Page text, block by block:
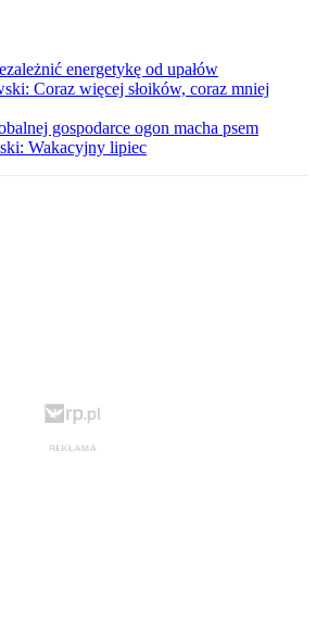
energetykę od upałów
Coraz więcej słoików, coraz mniej
gospodarce ogon macha psem
Wakacyjny lipiec